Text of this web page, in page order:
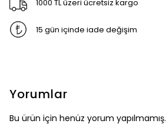
1000 TL üzeri ücretsiz kargo
15 gün içinde iade değişim
Yorumlar
Bu ürün için henüz yorum yapılmamış.